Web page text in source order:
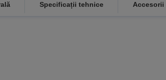
Specificații tehnice Accesorii